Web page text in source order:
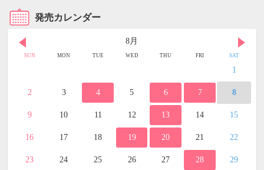
発売カレンダー
8月
SUN MON TUE WED THU FRI SAT
1
2 3 4 5 6 7 8
9 10 11 12 13 14 15
16 17 18 19 20 21 22
23 24 25 26 27 28 29